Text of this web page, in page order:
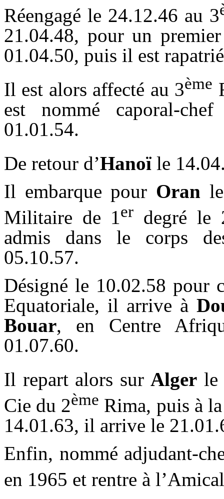
Réengagé le 24.12.46 au 3
21.04.48, pour un
01.04.50, puis il est
Il est alors affecté au 3ème
est nommé caporal-
01.01.54.
De retour d’Hanoï le
Il embarque pour Oran
Militaire de 1er degré le
admis dans le corps
05.10.57.
Désigné le 10.02.58 pour
Equatoriale, il arrive à
Bouar, en Centre
01.07.60.
Il repart alors sur Alger le
Cie du 2ème Rima, puis à
14.01.63, il arrive le
Enfin, nommé adjudant-
en 1965 et rentre à